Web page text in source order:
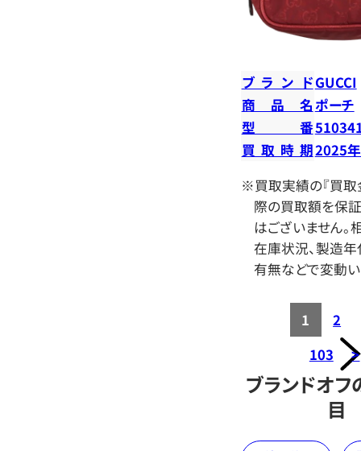
ブランドGUCCI
商品名ポーチ
型番
買取時期2025
※買取実績の『買取
際の買取額を保
はございません。
在庫状況、製造年
有無などで変動い
1
2
103
>
ブランドオ
目